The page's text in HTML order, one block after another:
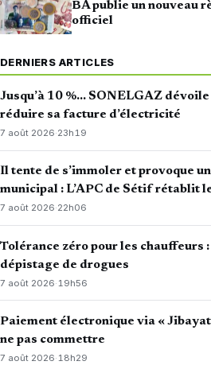
BA publie un nouveau
officiel
DERNIERS ARTICLES
Jusqu’à 10 %… SONELGAZ
réduire sa facture d’électricité
7 août 2026·23h19
Il tente de s’immoler et provoque
municipal : L’APC de Sétif rétablit
7 août 2026·22h06
Tolérance zéro pour les chauffeurs
dépistage de drogues
7 août 2026· 19h56
Paiement électronique via «
ne pas commettre
7 août 2026·18h29